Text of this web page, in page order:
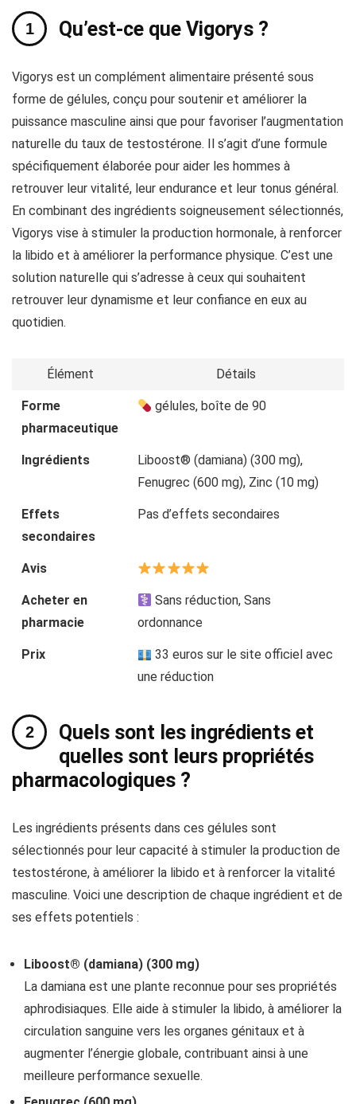
Qu’est-ce que Vigorys ?
Vigorys est un complément alimentaire présenté sous
forme de gélules, conçu pour soutenir et améliorer la
puissance masculine ainsi que pour favoriser l’augmentation
naturelle du taux de testostérone. Il s’agit d’une formule
spécifiquement élaborée pour aider les hommes à
retrouver leur vitalité, leur endurance et leur tonus général.
En combinant des ingrédients soigneusement sélectionnés,
Vigorys vise à stimuler la production hormonale, à renforcer
la libido et à améliorer la performance physique. C’est une
solution naturelle qui s’adresse à ceux qui souhaitent
retrouver leur dynamisme et leur confiance en eux au
quotidien.
Élément Détails
Forme
pharmaceutique
gélules, boîte de 90
Ingrédients
Liboost® (damiana) (300 mg),
Fenugrec (600 mg), Zinc (10 mg)
Effets
secondaires
Pas d’effets secondaires
Avis
Acheter en
pharmacie
Sans réduction, Sans
ordonnance
Prix
33 euros sur le site officiel avec
une réduction
Quels sont les ingrédients et
quelles sont leurs propriétés
pharmacologiques ?
Les ingrédients présents dans ces gélules sont
sélectionnés pour leur capacité à stimuler la production de
testostérone, à améliorer la libido et à renforcer la vitalité
masculine. Voici une description de chaque ingrédient et de
ses effets potentiels :
Liboost® (damiana) (300 mg)
La damiana est une plante reconnue pour ses propriétés
aphrodisiaques. Elle aide à stimuler la libido, à améliorer la
circulation sanguine vers les organes génitaux et à
augmenter l’énergie globale, contribuant ainsi à une
meilleure performance sexuelle.